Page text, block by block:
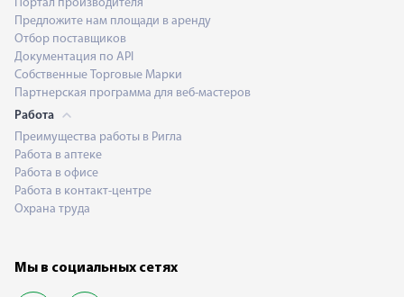
Портал производителя
Предложите нам площади в аренду
Отбор поставщиков
Документация по API
Собственные Торговые Марки
Партнерская программа для веб-мастеров
Работа
Преимущества работы в Ригла
Работа в аптеке
Работа в офисе
Работа в контакт-центре
Охрана труда
Мы в социальных сетях